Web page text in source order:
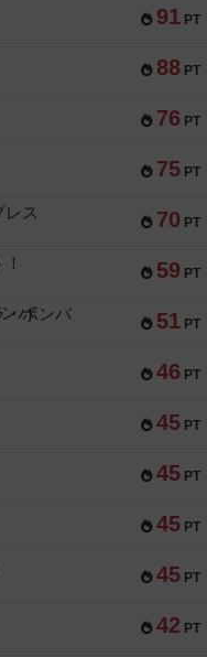
91 PT
88 PT
76 PT
75 PT
70 PT
ス
59 PT
51 PT
・ボンバ
46 PT
45 PT
45 PT
45 PT
45 PT
42 PT